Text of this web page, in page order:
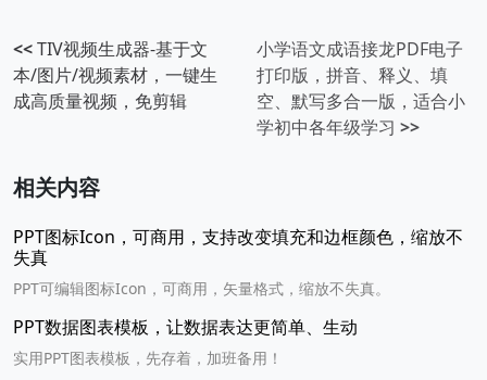
<<TIV视频生成器-基于文
本/图片/视频素材，一键生
成高质量视频，免剪辑
小学语文成语接龙PDF电子
打印版，拼音、释义、填
空、默写多合一版，适合小
学初中各年级学习 >>
相关内容
PPT图标Icon，可商用，支持改变填充和边框颜色，缩放不
失真
PPT可编辑图标Icon，可商用，矢量格式，缩放不失真。
PPT数据图表模板，让数据表达更简单、生动
实用PPT图表模板，先存着，加班备用！